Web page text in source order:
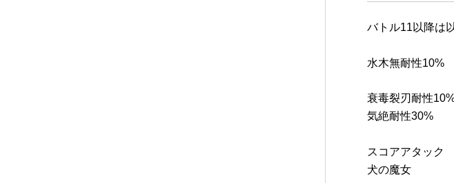
バトル11以降は
水木無耐性10%
衰毒裂刃耐性
気絶耐性30%
スコアアタック
犬の魔女